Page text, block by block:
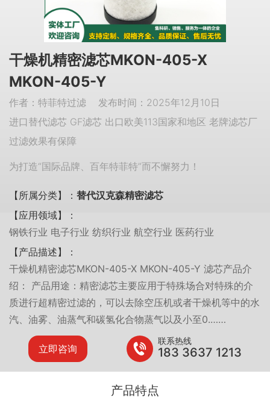
干燥机精密滤芯MKON-405-X
MKON-405-Y
作者：特菲特过滤 发布时间：2025年12月10日
进口替代滤芯 GF滤芯 出口欧美113国家和地区 老牌滤芯厂
过滤效果有保障
为打造“国际品牌、百年特菲特”而不懈努力！
【所属分类】： 替代汉克森精密滤芯
【应用领域】：
钢铁行业 电子行业 纺织行业 航空行业 医药行业
【产品描述】：
干燥机精密滤芯MKON-405-X MKON-405-Y 滤芯产品介
绍： 产品用途：精密滤芯主要应用于特殊场合对特殊的介
质进行超精密过滤的，可以去除空压机或者干燥机等中的水
汽、油雾、油蒸气和碳氢化合物蒸气以及小至0.……
立即咨询
联系热线
183 3637 1213
产品特点